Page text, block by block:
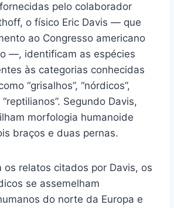
pelo colaborador
o físico Eric Davis — que
ao Congresso americano
—, identificam as espécies
às categorias conhecidas
“grisalhos”, “nórdicos”,
Segundo Davis,
morfologia humanoide
braços e duas pernas.
os relatos citados por Davis, os
se assemelham
do norte da Europa e